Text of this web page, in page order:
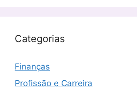
Categorias
Finanças
Profissão e Carreira